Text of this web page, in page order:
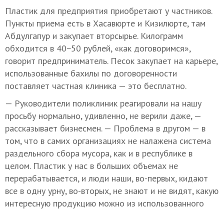
Пластик для предприятия приобретают у частников.
Пункты приема есть в Хасавюрте и Кизилюрте, там
Абдулгапур и закупает вторсырье. Килограмм
обходится в 40−50 рублей, «как договоримся»,
говорит предприниматель. Песок закупает на карьере,
использованные бахилы по договоренности
поставляет частная клиника — это бесплатно.
— Руководители поликлиник реагировали на нашу
просьбу нормально, удивленно, не верили даже, —
рассказывает бизнесмен. — Проблема в другом — в
том, что в самих организациях не налажена система
раздельного сбора мусора, как и в республике в
целом. Пластик у нас в больших объемах не
перерабатывается, и люди наши, во-первых, кидают
все в одну урну, во-вторых, не знают и не видят, какую
интересную продукцию можно из использованного